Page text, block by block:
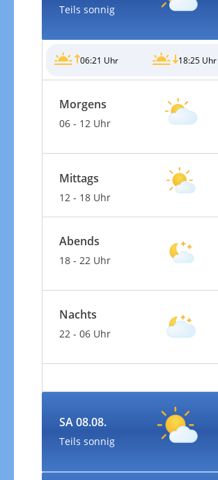
Teils sonnig
06:21 Uhr 18:25 Uhr
Morgens
06 - 12 Uhr
Mittags
12 - 18 Uhr
Abends
18 - 22 Uhr
Nachts
22 - 06 Uhr
SA 08.08.
Teils sonnig